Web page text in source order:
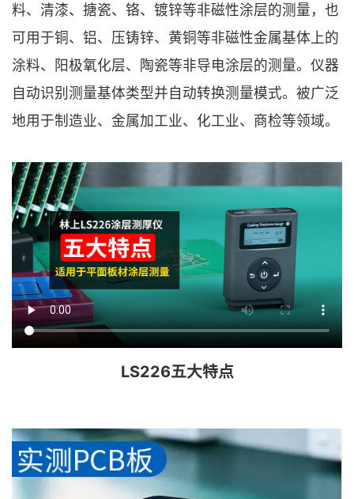
料、清漆、搪瓷、铬、镀锌等非磁性涂层的测量，也
可用于铜、铝、压铸锌、黄铜等非磁性金属基体上的
涂料、阳极氧化层、陶瓷等非导电涂层的测量。仪器
自动识别测量基体类型并自动转换测量模式。被广泛
地用于制造业、金属加工业、化工业、商检等领域。
LS226五大特点